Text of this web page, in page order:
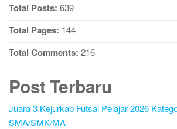
Total Posts: 639
Total Pages: 144
Total Comments: 216
Post Terbaru
Juara 3 Kejurkab Futsal Pelajar 2026
SMA/SMK/MA